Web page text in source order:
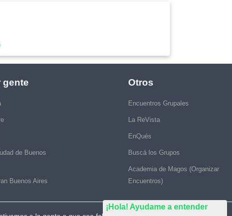
¡Hola! Ayudame a entender
gente
de Buenos
Buenos Aires
Otros
Encuentros Grupales
La ReVista
EnQués
Buscá los Grupos
Academia de Magos (Organizar
Encuentros)